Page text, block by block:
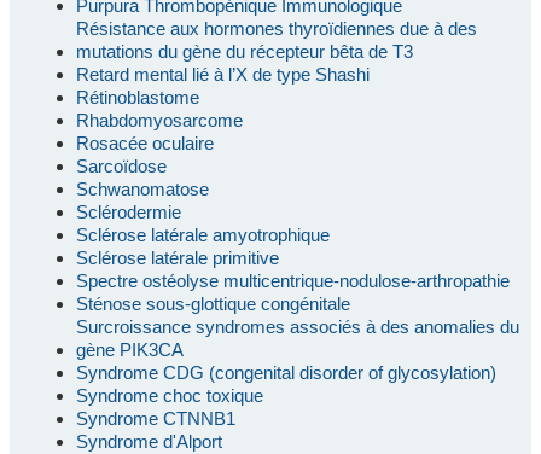
Purpura Thrombopénique Immunologique
Résistance aux hormones thyroïdiennes due à des
mutations du gène du récepteur bêta de T3
Retard mental lié à l’X de type Shashi
Rétinoblastome
Rhabdomyosarcome
Rosacée oculaire
Sarcoïdose
Schwanomatose
Sclérodermie
Sclérose latérale amyotrophique
Sclérose latérale primitive
Spectre ostéolyse multicentrique-nodulose-arthropathie
Sténose sous-glottique congénitale
Surcroissance syndromes associés à des anomalies du
gène PIK3CA
Syndrome CDG (congenital disorder of glycosylation)
Syndrome choc toxique
Syndrome CTNNB1
Syndrome d'Alport